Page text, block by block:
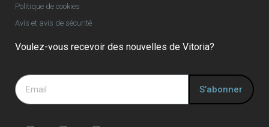
Politique de cookies
Avis et avis de sécurité
Voulez-vous recevoir des nouvelles de Vitoria?
S’abonner